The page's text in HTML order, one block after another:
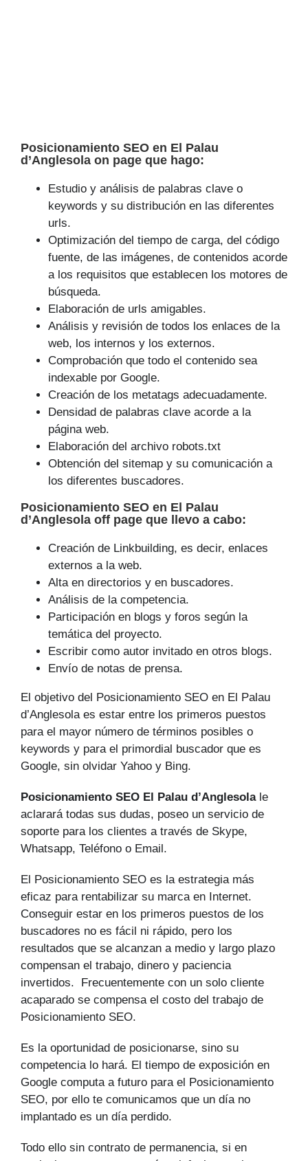
Posicionamiento SEO en El Palau
d’Anglesola on page que hago:
Estudio y análisis de palabras clave o
keywords y su distribución en las diferentes
urls.
Optimización del tiempo de carga, del código
fuente, de las imágenes, de contenidos acorde
a los requisitos que establecen los motores de
búsqueda.
Elaboración de urls amigables.
Análisis y revisión de todos los enlaces de la
web, los internos y los externos.
Comprobación que todo el contenido sea
indexable por Google.
Creación de los metatags adecuadamente.
Densidad de palabras clave acorde a la
página web.
Elaboración del archivo robots.txt
Obtención del sitemap y su comunicación a
los diferentes buscadores.
Posicionamiento SEO en El Palau
d’Anglesola off page que
llevo a cabo:
Creación de Linkbuilding, es decir, enlaces
externos a la web.
Alta en directorios y en buscadores.
Análisis de la competencia.
Participación en blogs y foros según la
temática del proyecto.
Escribir como autor invitado en otros blogs.
Envío de notas de prensa.
El objetivo del Posicionamiento SEO en El Palau
d’Anglesola es estar entre los primeros puestos
para el mayor número de tér­minos posibles o
keywords y para el primordial buscador que es
Google, sin olvidar Yahoo y Bing.
Posicionamiento SEO El Palau d’Anglesolale
aclarará todas sus dudas, poseo un servicio de
soporte para los clientes a través de Skype,
Whatsapp, Teléfono o Email.
El Posicionamiento SEO es la estrategia más
eficaz para rentabilizar su marca en Internet.
Conseguir estar en los primeros puestos de los
buscadores no es fácil ni rápido, pero los
resultados que se alcanzan a medio y largo plazo
compensan el trabajo, dinero y paciencia
invertidos. Frecuentemente con un solo cliente
acaparado se compensa el costo del trabajo de
Posicionamiento SEO.
Es la oportunidad de posicionarse, sino su
competencia lo hará. El tiempo de exposición en
Google computa a futuro para el Posicionamiento
SEO, por ello te comunicamos que un día no
implantado es un día perdido.
Todo ello sin contrato de permanencia, si en